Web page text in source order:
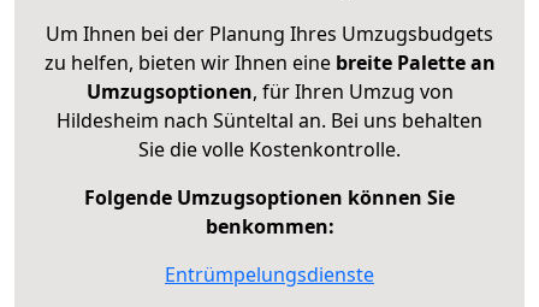
Um Ihnen bei der Planung Ihres Umzugsbudgets
zu helfen, bieten wir Ihnen eine breite Palette an
Umzugsoptionen, für Ihren Umzug von
Hildesheim nach Sünteltal an. Bei uns behalten
Sie die volle Kostenkontrolle.
Folgende Umzugsoptionen können Sie
benkommen:
Entrümpelungsdienste